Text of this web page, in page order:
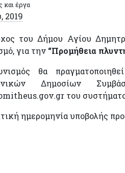
και έργα
2019
του Δήμου Αγίου
για την “Προμήθεια
θα
Δημοσίων
του
ημερομηνία υποβολής